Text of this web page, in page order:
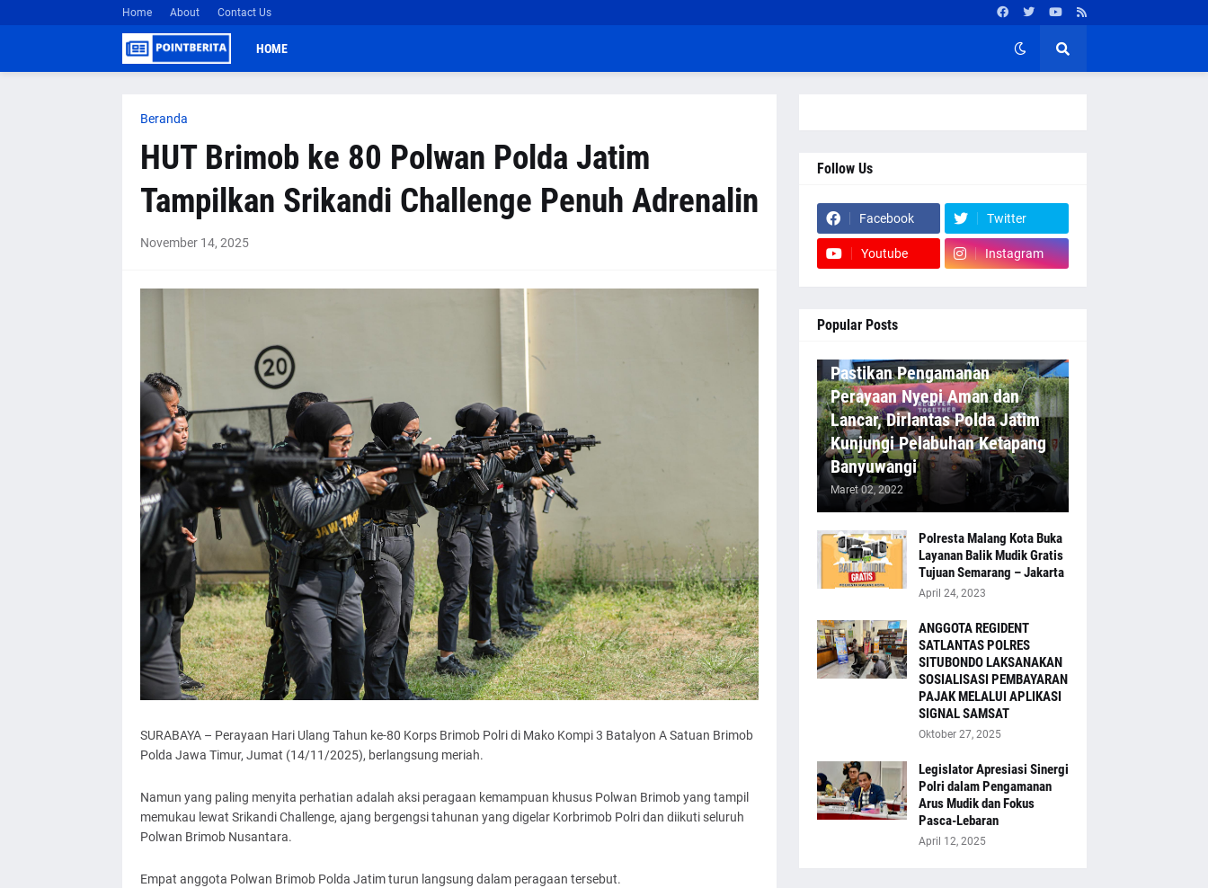
Home About Contact Us
HOME
Beranda
HUT Brimob ke 80 Polwan Polda Jatim
Tampilkan Srikandi Challenge Penuh Adrenalin
November 14, 2025
SURABAYA – Perayaan Hari Ulang Tahun ke-80 Korps Brimob Polri di Mako Kompi 3 Batalyon A Satuan Brimob
Polda Jawa Timur, Jumat (14/11/2025), berlangsung meriah.
Namun yang paling menyita perhatian adalah aksi peragaan kemampuan khusus Polwan Brimob yang tampil
memukau lewat Srikandi Challenge, ajang bergengsi tahunan yang digelar Korbrimob Polri dan diikuti seluruh
Polwan Brimob Nusantara.
Empat anggota Polwan Brimob Polda Jatim turun langsung dalam peragaan tersebut.
Follow Us
Facebook Twitter
Youtube Instagram
Popular Posts
Pastikan Pengamanan
Perayaan Nyepi Aman dan
Lancar, Dirlantas Polda Jatim
Kunjungi Pelabuhan Ketapang
Banyuwangi
Maret 02, 2022
Polresta Malang Kota Buka
Layanan Balik Mudik Gratis
Tujuan Semarang – Jakarta
April 24, 2023
ANGGOTA REGIDENT
SATLANTAS POLRES
SITUBONDO LAKSANAKAN
SOSIALISASI PEMBAYARAN
PAJAK MELALUI APLIKASI
SIGNAL SAMSAT
Oktober 27, 2025
Legislator Apresiasi Sinergi
Polri dalam Pengamanan
Arus Mudik dan Fokus
Pasca-Lebaran
April 12, 2025